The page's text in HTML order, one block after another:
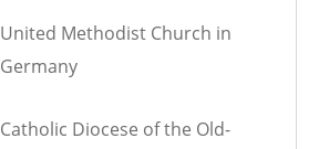
United Methodist Church in
Germany
Catholic Diocese of the Old-